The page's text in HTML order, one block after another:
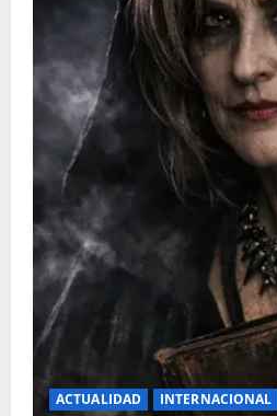
ACTUALIDAD INTERNACIONAL